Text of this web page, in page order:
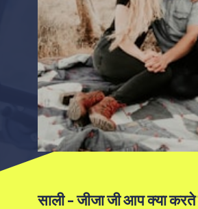
साली - जीजा जी आप क्या